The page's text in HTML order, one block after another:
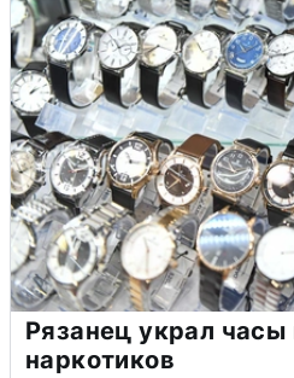
Рязанец украл часы
наркотиков